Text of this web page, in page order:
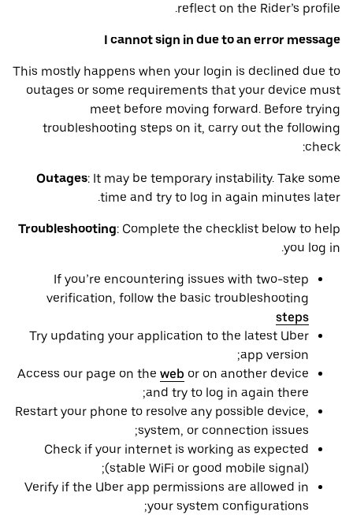
reflect on the Rider’s profile.
I cannot sign in due to an error message
This mostly happens when your login is declined due to
outages or some requirements that your device ‌must
meet before moving forward. Before trying
troubleshooting steps on it, carry out the following
check:
Outages: It may be ‌temporary instability. Take some
time and try to log in again minutes later.
Troubleshooting: Complete the checklist below to help
you log in.
If you’re encountering issues with two-step
verification, follow the basic troubleshooting
steps
Try updating your application to the latest Uber
app version;
Access our page on the web or on another device
and try to log in again there;
Restart your phone to resolve any possible device,
system, or connection issues;
Check if your internet is working as expected
(stable WiFi or good mobile signal);
Verify if the Uber app permissions are allowed in
your system configurations;